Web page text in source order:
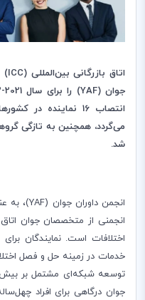
اتاق بازرگانی بین‌المللی (ICC) نام
جوان (YAF
انتصاب 16 نماینده
می‌گردد، همچنین به‏ تازگی
شد.
انجمن داوران جوان (YAF)، به
انجمنی از متخصصان جوان
اختلافات است. نمایندگان
خدمات در زمینه حل و فصل
جوان درگاهی برای افراد